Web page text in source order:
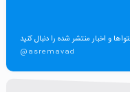
و اخبار منتشر شده را دنبال کنید
@asremavad